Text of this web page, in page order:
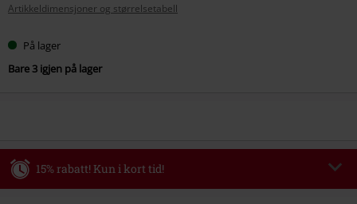
Artikkeldimensjoner og størrelsetabell
På lager
Bare 3 igjen på lager
15% rabatt! Kun i kort tid!